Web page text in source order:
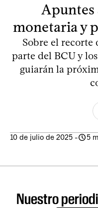
monetaria y
Sobre el recorte
parte del BCU y
guiarán la
10 de julio de 2025 - 5
Nuestro